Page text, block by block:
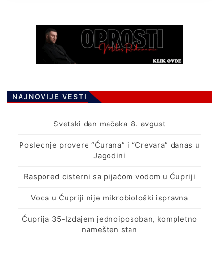
NAJNOVIJE VESTI
Svetski dan mačaka-8. avgust
Poslednje provere “Ćurana” i “Crevara” danas u
Jagodini
Raspored cisterni sa pijaćom vodom u Ćupriji
Voda u Ćupriji nije mikrobiološki ispravna
Ćuprija 35-Izdajem jednoiposoban, kompletno
namešten stan